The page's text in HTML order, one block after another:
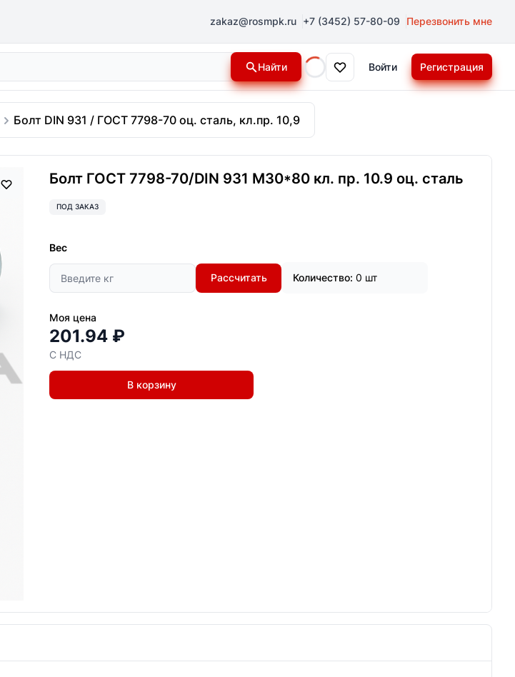
zakaz@rosmpk.ru +7 (3452) 57-80-09 Перезвонить мне
Найти
Loading...
Войти Регистрация
Болт DIN 931 / ГОСТ 7798-70 оц. сталь, кл.пр. 10,9
Болт ГОСТ 7798-70/DIN 931 М30*80 кл. пр. 10.9 оц. сталь
ПОД ЗАКАЗ
Вес
Рассчитать Количество: 0 шт
Моя цена
201.94 ₽
С НДС
В корзину